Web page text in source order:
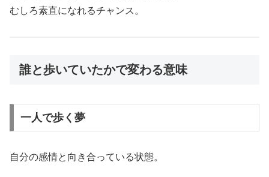
むしろ素直になれるチャンス。
誰と歩いていたかで変わる意味
一人で歩く夢
自分の感情と向き合っている状態。